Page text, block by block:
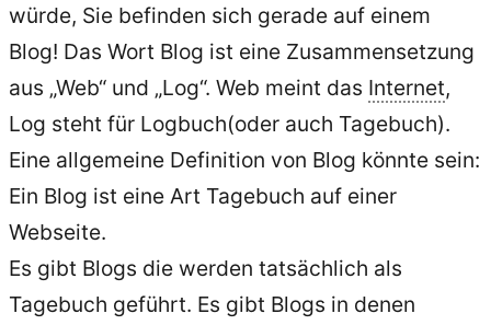
würde, Sie befinden sich gerade auf einem
Blog! Das Wort Blog ist eine Zusammensetzung
aus „Web“ und „Log“. Web meint das Internet,
Log steht für Logbuch(oder auch Tagebuch).
Eine allgemeine Definition von Blog könnte sein:
Ein Blog ist eine Art Tagebuch auf einer
Webseite.
Es gibt Blogs die werden tatsächlich als
Tagebuch geführt. Es gibt Blogs in denen